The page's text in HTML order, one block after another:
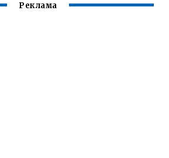
Реклама